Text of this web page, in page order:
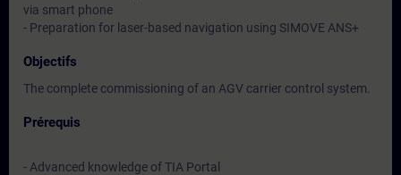
via smart phone
- Preparation for laser-based navigation using SIMOVE ANS+
Objectifs
The complete commissioning of an AGV carrier control system.
Prérequis
- Advanced knowledge of TIA Portal